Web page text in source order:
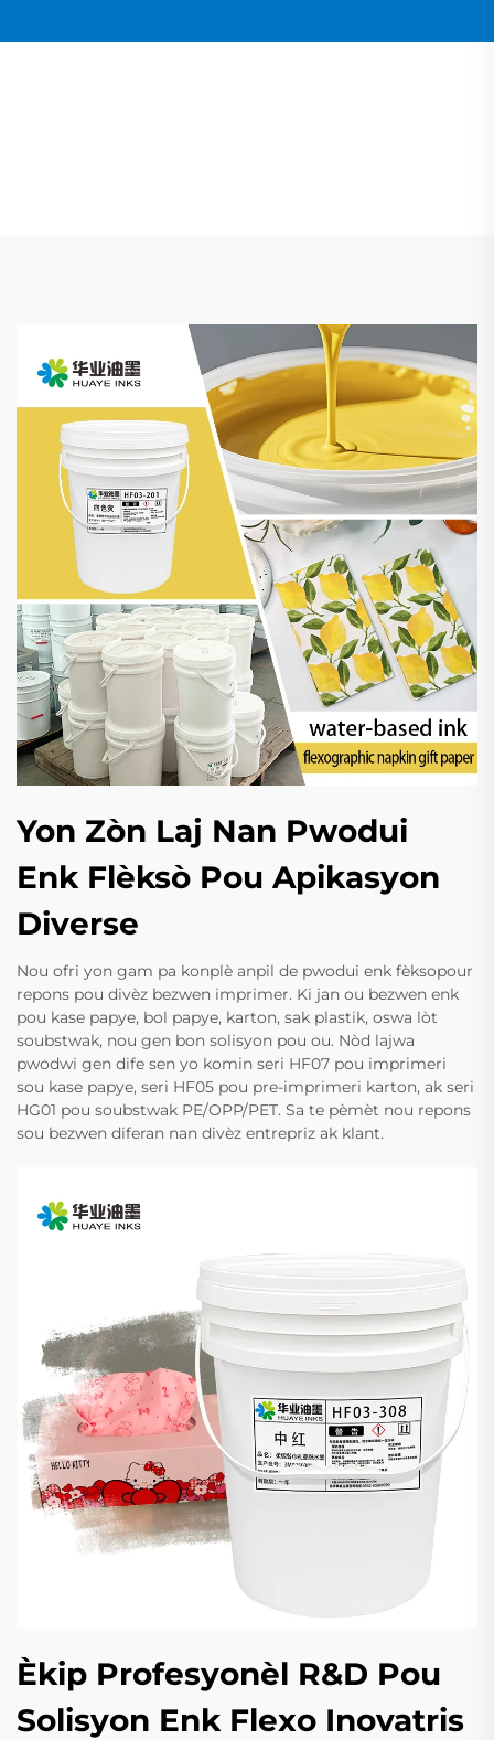
Yon Zòn Laj Nan Pwodui
Enk Flèksò Pou Apikasyon
Diverse
Nou ofri yon gam pa konplè anpil de pwodui enk fèksopour
repons pou divèz bezwen imprimer. Ki jan ou bezwen enk
pou kase papye, bol papye, karton, sak plastik, oswa lòt
soubstwak, nou gen bon solisyon pou ou. Nòd lajwa
pwodwi gen dife sen yo komin seri HF07 pou imprimeri
sou kase papye, seri HF05 pou pre-imprimeri karton, ak seri
HG01 pou soubstwak PE/OPP/PET. Sa te pèmèt nou repons
sou bezwen diferan nan divèz entrepriz ak klant.
Èkip Profesyonèl R&D Pou
Solisyon Enk Flexo Inovatris